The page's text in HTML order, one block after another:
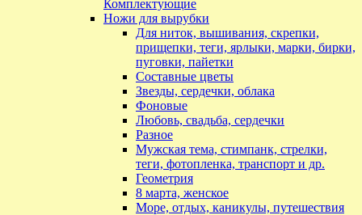
Комплектующие
Ножи для вырубки
Для ниток, вышивания, скрепки,
прищепки, теги, ярлыки, марки, бирки,
пуговки, пайетки
Составные цветы
Звезды, сердечки, облака
Фоновые
Любовь, свадьба, сердечки
Разное
Мужская тема, стимпанк, стрелки,
теги, фотопленка, транспорт и др.
Геометрия
8 марта, женское
Море, отдых, каникулы, путешествия